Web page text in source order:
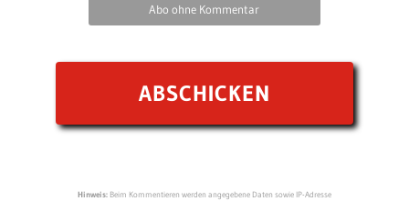
Abo ohne Kommentar
Hinweis:Beim Kommentieren werden angegebene Daten sowie IP-Adresse